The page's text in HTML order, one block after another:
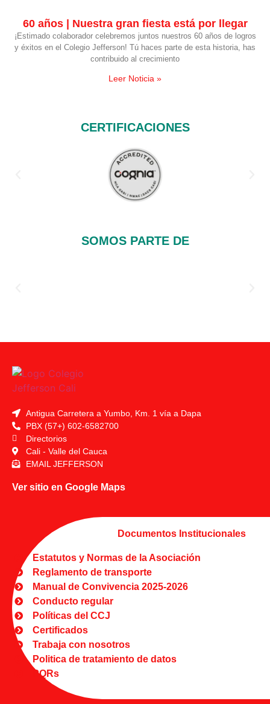
60 años | Nuestra gran fiesta está por llegar
¡Estimado colaborador celebremos juntos nuestros 60 años de logros
y éxitos en el Colegio Jefferson! Tú haces parte de esta historia, has
contribuido al crecimiento
Leer Noticia »
CERTIFICACIONES
SOMOS PARTE DE
Antigua Carretera a Yumbo, Km. 1 vía a Dapa
PBX (57+) 602-6582700
Directorios
Cali - Valle del Cauca
EMAIL JEFFERSON
Ver sitio en Google Maps
Documentos Institucionales
Estatutos y Normas de la Asociación
Reglamento de transporte
Manual de Convivencia 2025-2026
Conducto regular
Políticas del CCJ
Certificados
Trabaja con nosotros
Politica de tratamiento de datos
PQRs